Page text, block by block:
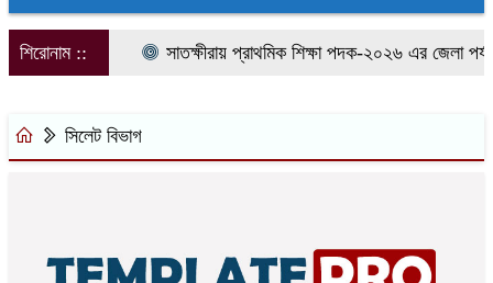
শিরোনাম :: সাতক্ষীরায় প্রাথমিক শিক্ষা পদক-২০২৬ এর জেলা
সিলেট বিভাগ